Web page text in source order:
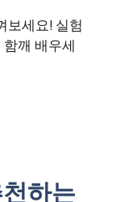
보세요! 실험
깨 배우세
하는